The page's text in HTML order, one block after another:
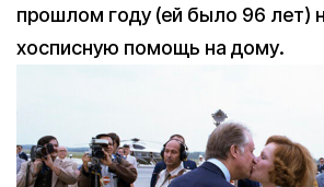
прошлом году (ей было 96 лет)
хосписную помощь на дому.